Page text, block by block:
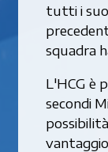
tutti i
squadra
L'HCG è
secondi